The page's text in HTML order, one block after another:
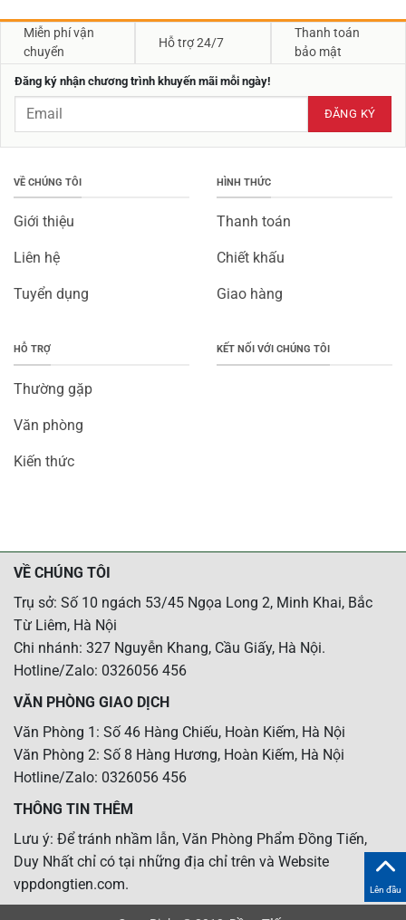
Miễn phí vận
chuyển
Hỗ trợ 24/7
Thanh toán
bảo mật
Đăng ký nhận chương trình khuyến mãi mỗi ngày!
VỀ CHÚNG TÔI
Giới thiệu
Liên hệ
Tuyển dụng
HÌNH THỨC
Thanh toán
Chiết khấu
Giao hàng
HỖ TRỢ
Thường gặp
Văn phòng
Kiến thức
KẾT NỐI VỚI CHÚNG TÔI
VỀ CHÚNG TÔI
Trụ sở: Số 10 ngách 53/45 Ngọa Long 2, Minh Khai, Bắc
Từ Liêm, Hà Nội
Chi nhánh: 327 Nguyễn Khang, Cầu Giấy, Hà Nội.
Hotline/Zalo: 0326056 456
VĂN PHÒNG GIAO DỊCH
Văn Phòng 1: Số 46 Hàng Chiếu, Hoàn Kiếm, Hà Nội
Văn Phòng 2: Số 8 Hàng Hương, Hoàn Kiếm, Hà Nội
Hotline/Zalo: 0326056 456
THÔNG TIN THÊM
Lưu ý: Để tránh nhầm lẫn, Văn Phòng Phẩm Đồng Tiến,
Duy Nhất chỉ có tại những địa chỉ trên và Website
vppdongtien.com.
Lên đầu